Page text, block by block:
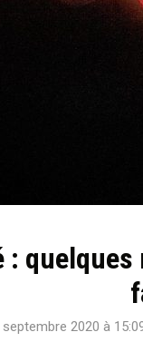
:
septembre 2020 à